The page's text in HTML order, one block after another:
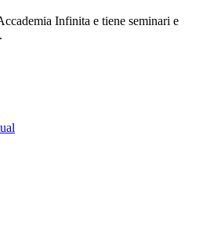
Infinita e tiene seminari e